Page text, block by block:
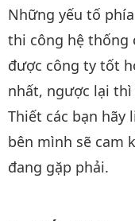
Những yếu tố
thi công hệ thống
được công ty tốt
nhất, ngược lại thì
Thiết các bạn hãy
bên mình sẽ cam
đang gặp phải.